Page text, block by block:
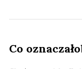
Co